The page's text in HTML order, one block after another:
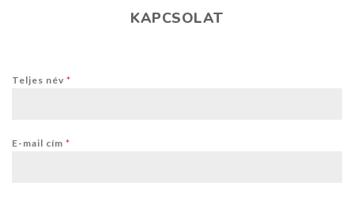
KAPCSOLAT
Teljes név *
E-mail cím *